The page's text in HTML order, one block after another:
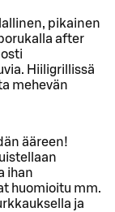
pikainen
after
Hiiligrillissä
mehevän
ääreen!
ihan
huomioitu mm.
ja